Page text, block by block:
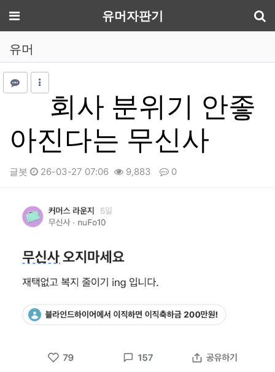
메뉴 유머자판기
유머
회사 분위기 안좋
아진다는 무신사
글봇 26-03-27 07:06 9,883 0
본문